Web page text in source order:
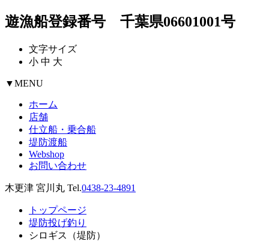
遊漁船登録番号 千葉県06601001号
文字サイズ
小 中 大
▼MENU
ホーム
店舗
仕立船・乗合船
堤防渡船
Webshop
お問い合わせ
木更津 宮川丸 Tel.0438-23-4891
トップページ
堤防投げ釣り
シロギス（堤防）